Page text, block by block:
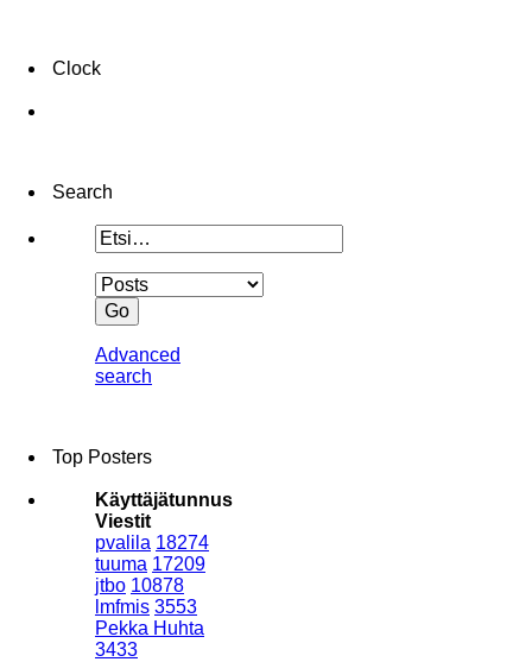
Clock
Search
Advanced
search
Top Posters
Käyttäjätunnus
Viestit
pvalila 18274
tuuma 17209
jtbo 10878
lmfmis 3553
Pekka Huhta
3433